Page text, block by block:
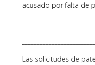
acusado por falta de
Las solicitudes de